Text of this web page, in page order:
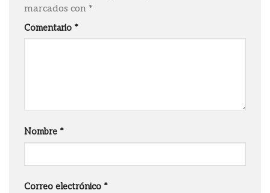
marcados con *
Comentario *
Nombre *
Correo electrónico *